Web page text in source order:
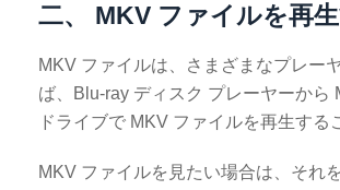
二、 MKV ファイルを再
MKV ファイルは、さまざまなプレー
ば、Blu-ray ディスク プレーヤーか
ドライブで MKV ファイルを再生する
MKV ファイルを見たい場合は、それ